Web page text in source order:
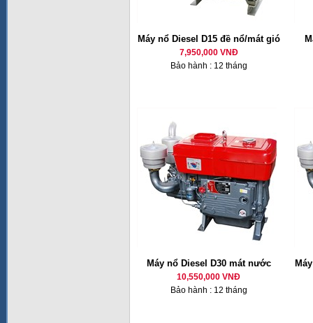
Máy nổ Diesel D15 đề nổ/mát gió
7,950,000 VNĐ
Bảo hành : 12 tháng
Máy nổ Diesel D30 mát nước
10,550,000 VNĐ
Bảo hành : 12 tháng